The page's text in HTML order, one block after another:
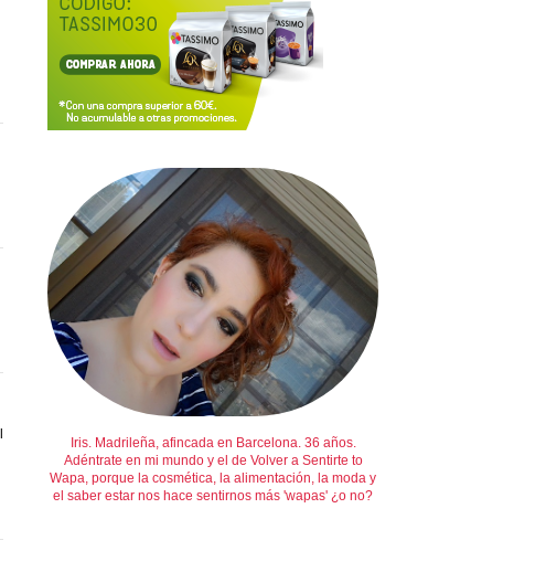
Iris. Madrileña, afincada en Barcelona. 36 años.
Adéntrate en mi mundo y el de Volver a Sentirte to
Wapa, porque la cosmética, la alimentación, la moda y
el saber estar nos hace sentirnos más 'wapas' ¿o no?